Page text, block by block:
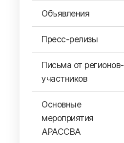
Объявления
Пресс-релизы
Письма от регионов-
участников
Основные
мероприятия
АРАССВА